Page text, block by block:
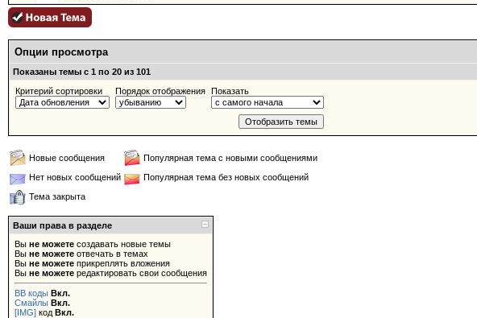
Опции просмотра
Показаны темы с 1 по 20 из 101
Критерий сортировки
Порядок отображения Показать
Новые сообщения
Популярная тема с новыми сообщениями
Нет новых сообщений
Популярная тема без новых сообщений
Тема закрыта
Ваши права в разделе
Вы не можете создавать новые темы
Вы не можете отвечать в темах
Вы не можете прикреплять вложения
Вы не можете редактировать свои сообщения
BB коды Вкл.
Смайлы Вкл.
[IMG] код Вкл.